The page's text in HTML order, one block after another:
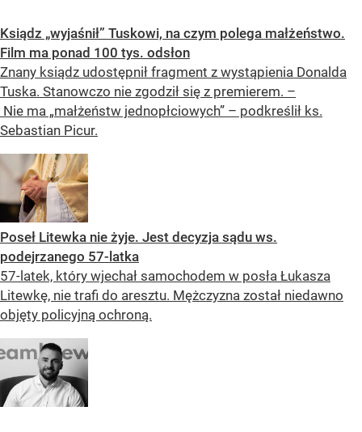
Ksiądz „wyjaśnił” Tuskowi, na czym polega małżeństwo.
Film ma ponad 100 tys. odsłon
Znany ksiądz udostępnił fragment z wystąpienia Donalda
Tuska. Stanowczo nie zgodził się z premierem. –
Nie ma „małżeństw jednopłciowych” – podkreślił ks.
Sebastian Picur.
Poseł Litewka nie żyje. Jest decyzja sądu ws.
podejrzanego 57-latka
57-latek, który wjechał samochodem w posła Łukasza
Litewkę, nie trafi do aresztu. Mężczyzna został niedawno
objęty policyjną ochroną.